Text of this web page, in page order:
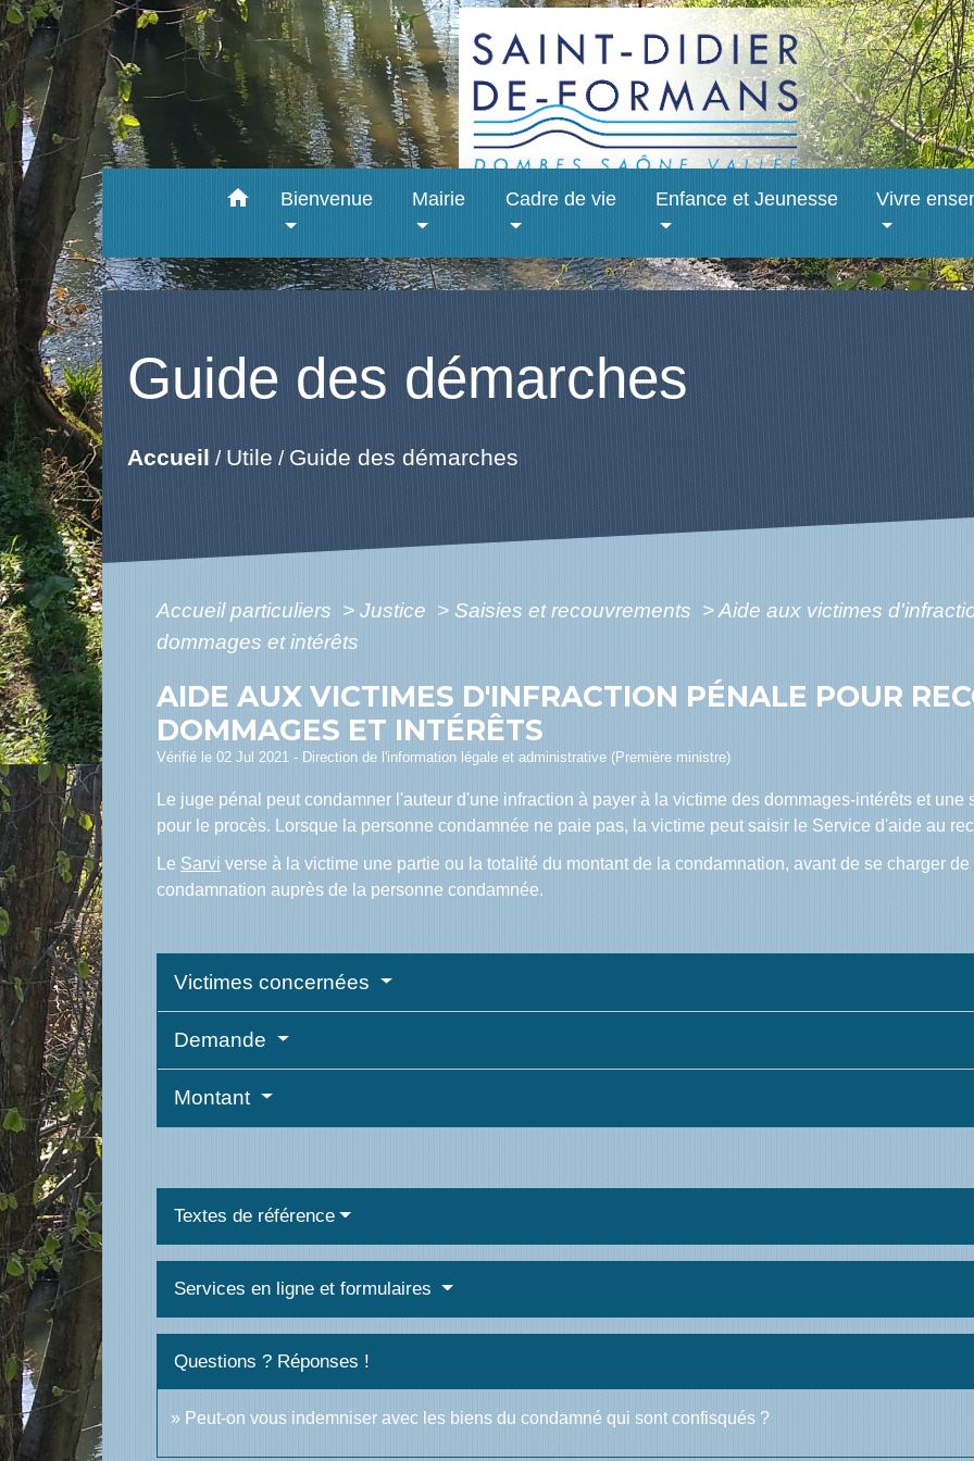
home Bienvenue Mairie Cadre de vie Enfance et Jeunesse Vivre
Guide des démarches
Accueil /Utile /Guide des démarches
Accueil particuliers > Justice > Saisies et recouvrements >Aide aux victimes
dommages et intérêts
AIDE AUX VICTIMES D'INFRACTION PÉNALE POUR
DOMMAGES ET INTÉRÊTS
Vérifié le 02 Jul 2021 - Direction de l'information légale et administrative (Première ministre)
Le juge pénal peut condamner l'auteur d'une infraction à payer à la victime des dommages-intérêts et
pour le procès. Lorsque la personne condamnée ne paie pas, la victime peut saisir le Service d'aide au
Le Sarvi verse à la victime une partie ou la totalité du montant de la condamnation, avant de se charger
condamnation auprès de la personne condamnée.
Victimes concernées
Demande
Montant
Textes de référence
Services en ligne et formulaires
Questions ? Réponses !
Peut-on vous indemniser avec les biens du condamné qui sont confisqués ?